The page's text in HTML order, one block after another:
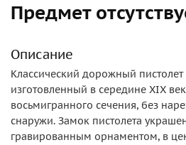
Предмет
Описание
Классический дорожный
изготовленный в середине XIX
восьмигранного сечения, без
снаружи. Замок пистолета
гравированным орнаментом, в